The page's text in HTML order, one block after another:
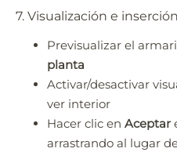
7. Visualización e
Previsualizar el
planta
Activar/desactivar
ver interior
Hacer clic en Aceptar
arrastrando al lugar